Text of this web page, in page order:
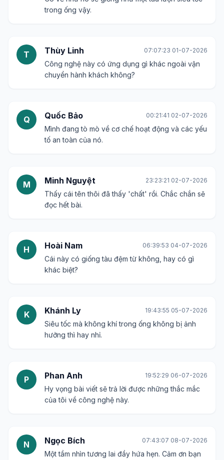
trong ống vậy.
T Thùy Linh 07:07:23 01-07-2026
Công nghệ này có ứng dụng gì khác ngoài vận
chuyển hành khách không?
Q Quốc Bảo 00:21:41 02-07-2026
Mình đang tò mò về cơ chế hoạt động và các yếu
tố an toàn của nó.
M Minh Nguyệt 23:23:21 02-07-2026
Thấy cái tên thôi đã thấy 'chất' rồi. Chắc chắn sẽ
đọc hết bài.
H Hoài Nam 06:39:53 04-07-2026
Cái này có giống tàu đệm từ không, hay có gì
khác biệt?
K Khánh Ly 19:43:55 05-07-2026
Siêu tốc mà không khí trong ống không bị ảnh
hưởng thì hay nhỉ.
P Phan Anh 19:52:29 06-07-2026
Hy vọng bài viết sẽ trả lời được những thắc mắc
của tôi về công nghệ này.
N Ngọc Bích 07:43:07 08-07-2026
Một tầm nhìn tương lai đầy hứa hẹn. Cảm ơn bạn